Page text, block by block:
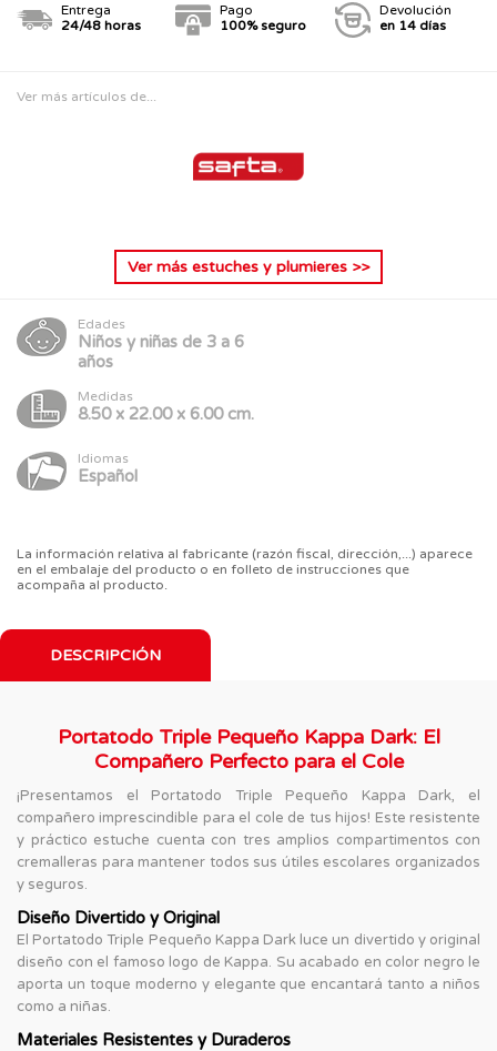
Entrega
24/48 horas
Pago
100% seguro
Devolución
en 14 días
Ver más artículos de...
Ver más estuches y plumieres >>
Edades
Niños y niñas de 3 a 6
años
Medidas
8.50 x 22.00 x 6.00 cm.
Idiomas
Español
La información relativa al fabricante (razón fiscal, dirección,...) aparece
en el embalaje del producto o en folleto de instrucciones que
acompaña al producto.
DESCRIPCIÓN
Portatodo Triple Pequeño Kappa Dark: El
Compañero Perfecto para el Cole
¡Presentamos el Portatodo Triple Pequeño Kappa Dark, el
compañero imprescindible para el cole de tus hijos! Este resistente
y práctico estuche cuenta con tres amplios compartimentos con
cremalleras para mantener todos sus útiles escolares organizados
y seguros.
Diseño Divertido y Original
El Portatodo Triple Pequeño Kappa Dark luce un divertido y original
diseño con el famoso logo de Kappa. Su acabado en color negro le
aporta un toque moderno y elegante que encantará tanto a niños
como a niñas.
Materiales Resistentes y Duraderos